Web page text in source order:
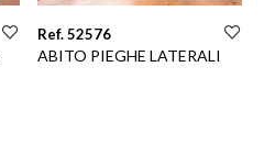
Ref. 52576
ABITO PIEGHE LATERALI